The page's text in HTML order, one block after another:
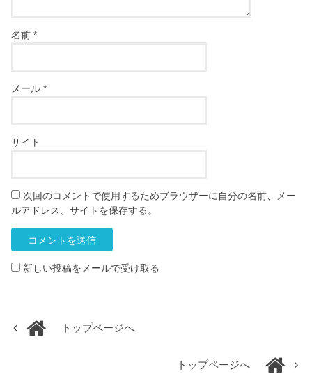
名前*
メール*
サイト
次回のコメントで使用するためブラウザーに自分の名前、メー
ルアドレス、サイトを保存する。
新しい投稿をメールで受け取る
トップページへ
トップページへ